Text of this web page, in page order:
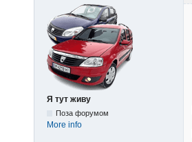
Я тут живу
Поза форумом
More info